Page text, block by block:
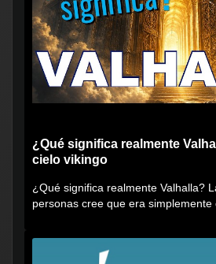
¿Qué significa realmente
cielo vikingo
¿Qué significa realmente Valhalla?
personas cree que era simplemente